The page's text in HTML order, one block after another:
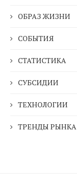
ОБРАЗ ЖИЗНИ
СОБЫТИЯ
СТАТИСТИКА
СУБСИДИИ
ТЕХНОЛОГИИ
ТРЕНДЫ РЫНКА